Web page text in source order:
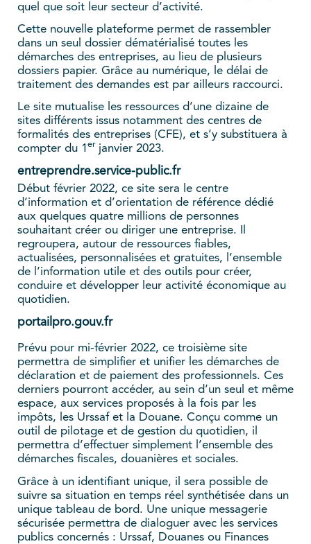
quel que soit leur secteur d’activité.
Cette nouvelle plateforme permet de rassembler
dans un seul dossier dématérialisé toutes les
démarches des entreprises, au lieu de plusieurs
dossiers papier. Grâce au numérique, le délai de
traitement des demandes est par ailleurs raccourci.
Le site mutualise les ressources d’une dizaine de
sites différents issus notamment des centres de
formalités des entreprises (CFE), et s’y substituera à
compter du 1 er janvier 2023.
entreprendre.service-public.fr
Début février 2022, ce site sera le centre
d’information et d’orientation de référence dédié
aux quelques quatre millions de personnes
souhaitant créer ou diriger une entreprise. Il
regroupera, autour de ressources fiables,
actualisées, personnalisées et gratuites, l’ensemble
de l’information utile et des outils pour créer,
conduire et développer leur activité économique au
quotidien.
portailpro.gouv.fr
Prévu pour mi-février 2022, ce troisième site
permettra de simplifier et unifier les démarches de
déclaration et de paiement des professionnels. Ces
derniers pourront accéder, au sein d’un seul et même
espace, aux services proposés à la fois par les
impôts, les Urssaf et la Douane. Conçu comme un
outil de pilotage et de gestion du quotidien, il
permettra d’effectuer simplement l’ensemble des
démarches fiscales, douanières et sociales.
Grâce à un identifiant unique, il sera possible de
suivre sa situation en temps réel synthétisée dans un
unique tableau de bord. Une unique messagerie
sécurisée permettra de dialoguer avec les services
publics concernés : Urssaf, Douanes ou Finances